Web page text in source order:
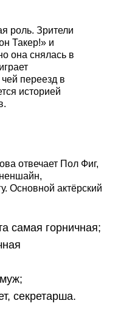
роль. Зрители
Такер!» и
она снялась в
переезд в
историей
отвечает Пол Фиг,
Основной актёрский
самая горничная;
секретарша.